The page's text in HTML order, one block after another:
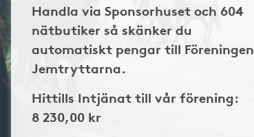
Handla via Sponsorhuset och 604
nätbutiker så skänker du
automatiskt pengar till Föreningen
Jemtryttarna.
Hittills Intjänat till vår förening:
8 230,00 kr